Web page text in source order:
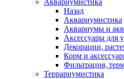
Аквариумистика
Назад
Аквариумистика
Аквариумы и
Аксессуары для
Декорации,
Корм и
Фильтрация,
Террариумистика